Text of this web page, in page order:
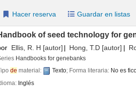
Hacer reserva Guardar en listas
of seed technology for
Ellis, R. H [autor] Hong, T.D [autor]
Handbooks for genebanks
de material: Texto; Forma literaria: No es
Inglés